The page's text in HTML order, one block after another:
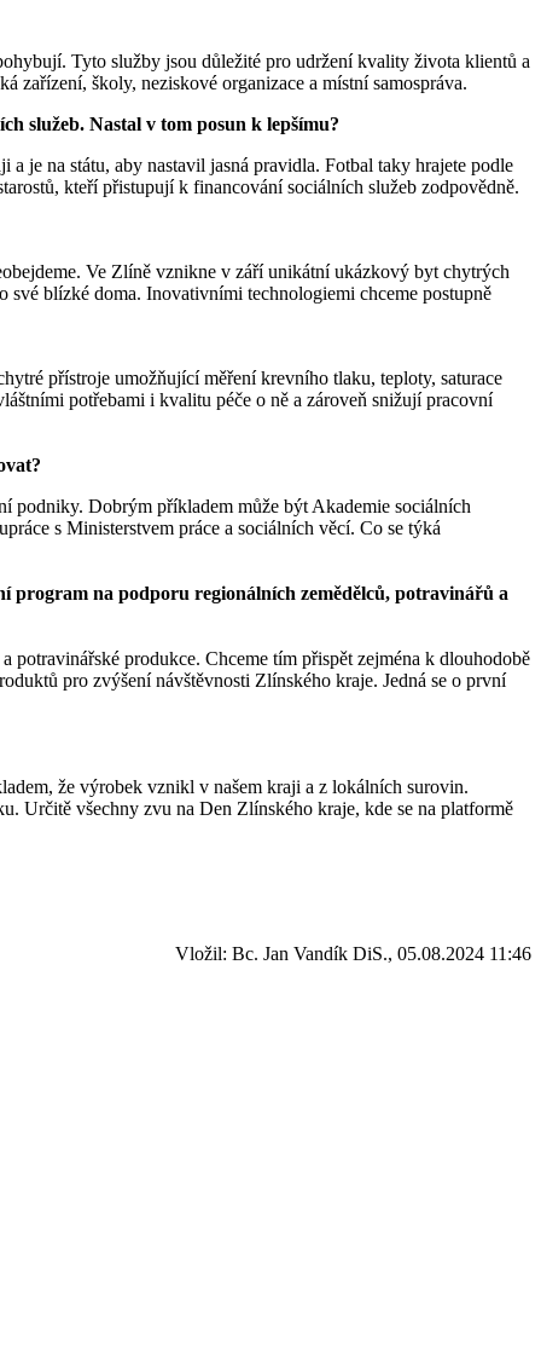
Tyto služby jsou důležité pro udržení kvality života klientů a
zařízení, školy, neziskové organizace a místní samospráva.
služeb. Nastal v tom posun k lepšímu?
je na státu, aby nastavil jasná pravidla. Fotbal taky hrajete podle
kteří přistupují k financování sociálních služeb zodpovědně.
Ve Zlíně vznikne v září unikátní ukázkový byt chytrých
blízké doma. Inovativními technologiemi chceme postupně
přístroje umožňující měření krevního tlaku, teploty, saturace
potřebami i kvalitu péče o ně a zároveň snižují pracovní
podniky. Dobrým příkladem může být Akademie sociálních
s Ministerstvem práce a sociálních věcí. Co se týká
program na podporu regionálních zemědělců, potravinářů a
produkce. Chceme tím přispět zejména k dlouhodobě
pro zvýšení návštěvnosti Zlínského kraje. Jedná se o první
že výrobek vznikl v našem kraji a z lokálních surovin.
Určitě všechny zvu na Den Zlínského kraje, kde se na platformě
Vložil: Bc. Jan Vandík DiS., 05.08.2024 11:46